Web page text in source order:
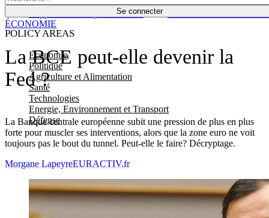
Se connecter
POLICY AREAS
Economie
Politique
Agriculture et Alimentation
Santé
Technologies
Energie, Environnement et Transport
Défense
Économie
La BCE peut-elle devenir la
Fed ?
La Banque centrale européenne subit une pression de plus en plus
forte pour muscler ses interventions, alors que la zone euro ne voit
toujours pas le bout du tunnel. Peut-elle le faire? Décryptage.
ÉCONOMIE
Morgane LapeyreEURACTIV.fr